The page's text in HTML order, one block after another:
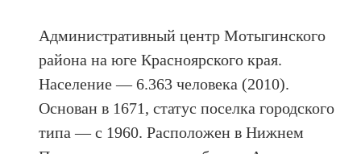
Административный центр Мотыгинского
района на юге Красноярского края.
Население — 6.363 человека (2010).
Основан в 1671, статус поселка городского
типа — с 1960. Расположен в Нижнем